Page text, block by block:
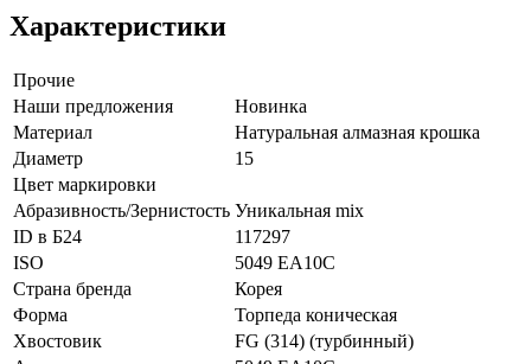
Характеристики
Прочие
Наши предложения
Новинка
Материал
Натуральная алмазная крошка
Диаметр
15
Цвет маркировки
Абразивность/Зернистость Уникальная mix
ID в Б24
117297
ISO
5049 EA10C
Страна бренда
Корея
Форма
Торпеда коническая
Хвостовик
FG (314) (турбинный)